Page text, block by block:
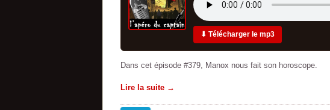
⬇ Télécharger le mp3
Dans cet épisode #379, Manox nous fait son horoscope.
Lire la suite →